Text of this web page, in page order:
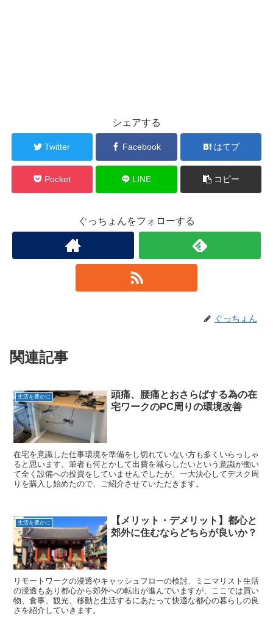
シェアする
Twitter Facebook はてブ
Pocket LINE コピー
ぐっちょんをフォローする
ぐっちょん
関連記事
生活を豊かに
頭痛、腰痛とおさらばする為の在
宅ワークのPC周りの環境改善
在宅を意識した仕事環境を準備をし切れていない方も多くいらっしゃ
ると思います。筆者も何とかして出費を減らしたいという意識が働い
て全く設備への投資をしていませんでしたが、一大決心してデスク周
りを購入し始めたので、ご紹介させていただきます。
生活を豊かに
【メリット・デメリット】都心と
郊外に住むならどちらが良いか？
リモートワークの浸透やキャッシュフローの検討、ミニマリスト生活
の浸透もあり都心から郊外への転出が進んでいますが、ここでは買い
物、食事、観光、移動と生活するにあたって快適な都心の暮らしの良
さを紹介していきます。